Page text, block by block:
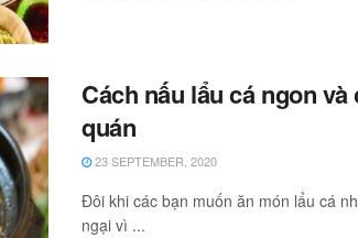
Cách nấu lẩu cá ngon
quán
23 SEPTEMBER, 2020
Đôi khi các bạn muốn ăn món lẩu cá
ngại vì ...